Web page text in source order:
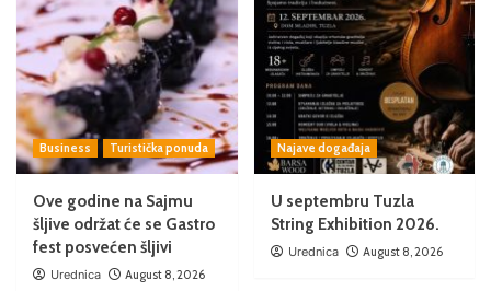
Business Turistička ponuda
Ove godine na Sajmu
šljive održat će se Gastro
fest posvećen šljivi
Urednica August 8, 2026
Najave događaja
U septembru Tuzla
String Exhibition 2026.
Urednica August 8, 2026